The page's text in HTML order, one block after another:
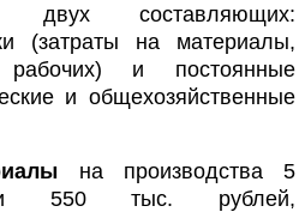
двух составляющих:
(затраты на материалы,
рабочих) и постоянные
и общехозяйственные
на производства 5
550 тыс. рублей,